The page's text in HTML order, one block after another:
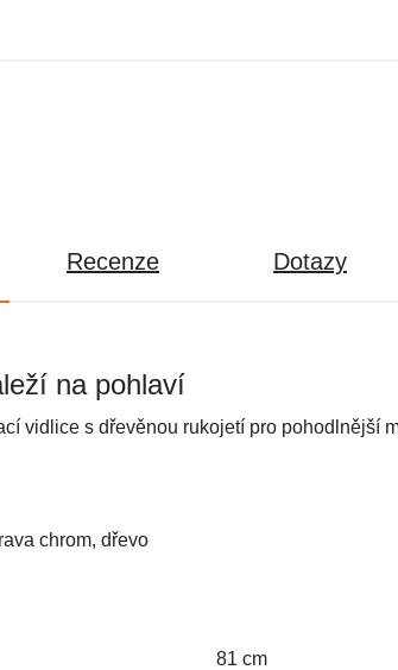
Recenze Dotazy
na pohlaví
vidlice s dřevěnou rukojetí pro pohodlnější
chrom, dřevo
81 cm